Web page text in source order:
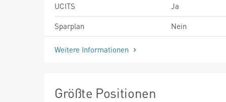
UCITS
Ja
Sparplan
Nein
Weitere Informationen
Größte Positionen